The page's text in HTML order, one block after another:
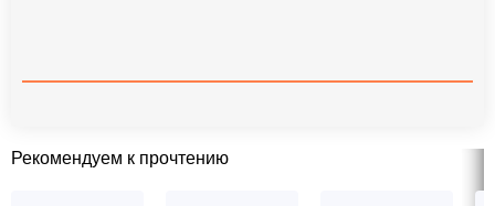
Рекомендуем к прочтению